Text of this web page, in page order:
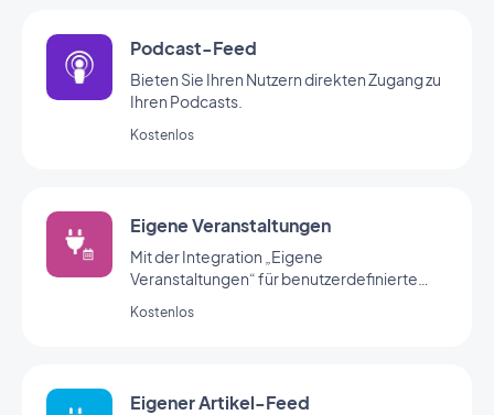
Podcast-Feed
Bieten Sie Ihren Nutzern direkten Zugang zu
Ihren Podcasts.
Kostenlos
Eigene Veranstaltungen
Mit der Integration „Eigene
Veranstaltungen“ für benutzerdefinierte
Veranstaltungen über Ihren eigenen
Kostenlos
Eigener Artikel-Feed